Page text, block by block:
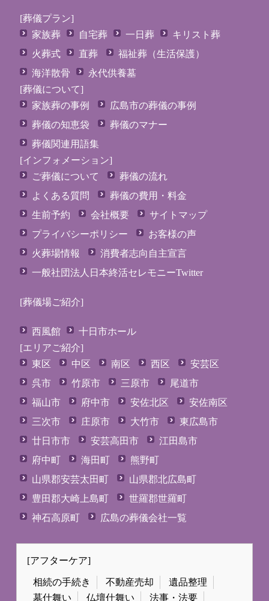
[葬儀プラン]
家族葬
自宅葬 一日葬
キリスト葬
火葬式
直葬
福祉葬（生活保護）
海洋散骨
永代供養墓
[葬儀について]
家族葬の事例
広島市の葬儀の事例
葬儀の知恵袋
葬儀のマナー
葬儀関連用語集
[インフォメーション]
ご葬儀について
葬儀の流れ
よくある質問
葬儀の費用・料金
生前予約
会社概要
サイトマップ
プライバシーポリシー
お客様の声
火葬場情報
消費者志向自主宣言
一般社団法人日本終活セレモニーTwitter
[葬儀場ご紹介]
西風館
十日市ホール
[エリアご紹介]
東区
中区 南区 西区
安芸区
呉市
竹原市 三原市
尾道市
福山市
府中市 安佐北区
安佐南区
三次市
庄原市 大竹市
東広島市
廿日市市
安芸高田市
江田島市
府中町
海田町
熊野町
山県郡安芸太田町
山県郡北広島町
豊田郡大崎上島町
世羅郡世羅町
神石高原町
広島の葬儀会社一覧
[アフターケア]
相続の手続き 不動産売却
遺品整理
墓仕舞い
仏壇仕舞い 法事・法要